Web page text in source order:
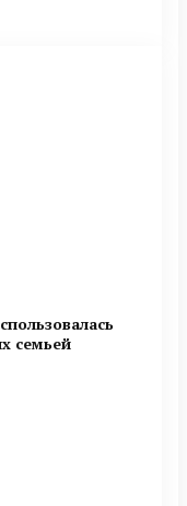
семьей